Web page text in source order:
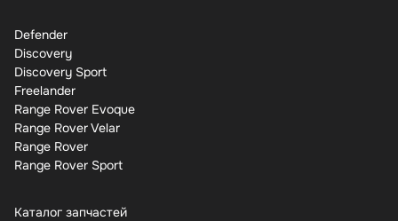
Defender
Discovery
Discovery Sport
Freelander
Range Rover Evoque
Range Rover Velar
Range Rover
Range Rover Sport
Каталог запчастей